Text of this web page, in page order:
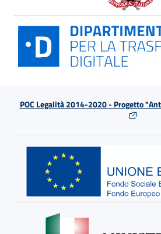
POC Legalità 2014-2020 - Progetto